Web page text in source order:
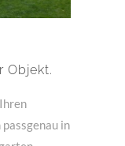
Objekt.
in